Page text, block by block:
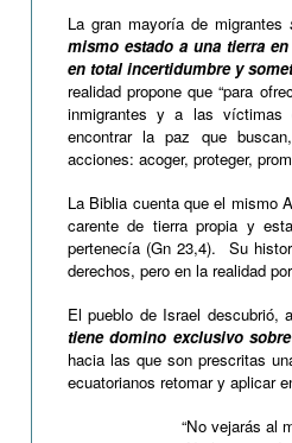
La gran mayoría de migrantes
mismo estado a una tierra
en total incertidumbre y
realidad propone que “para
inmigrantes y a las víctimas
encontrar la paz que
acciones: acoger, proteger,
La Biblia cuenta que el mismo
carente de tierra propia y
pertenecía (Gn 23,4).
Su
derechos, pero en la realidad
El pueblo de Israel
tiene domino exclusivo
hacia las que son prescritas
ecuatorianos retomar y aplicar
“No vejarás al